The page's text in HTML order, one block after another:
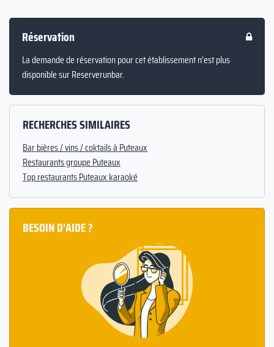
Réservation
La demande de réservation pour cet établissement n’est plus
disponible sur Reserverunbar.
RECHERCHES SIMILAIRES
Bar bières / vins / coktails à Puteaux
Restaurants groupe Puteaux
Top restaurants Puteaux karaoké
BESOIN D'AIDE ?